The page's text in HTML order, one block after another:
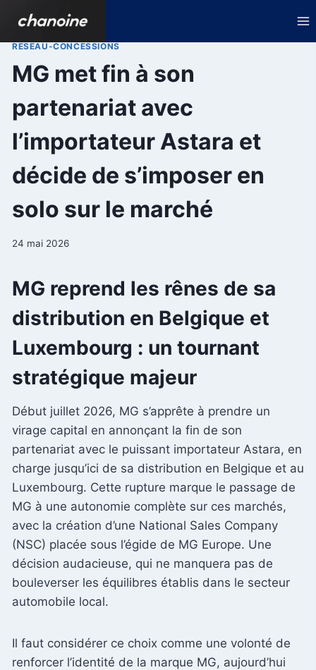
contenu
RESEAU-CONCESSIONS
MG met fin à son
partenariat avec
l’importateur Astara et
décide de s’imposer en
solo sur le marché
24 mai 2026
MG reprend les rênes de sa
distribution en Belgique et
Luxembourg : un tournant
stratégique majeur
Début juillet 2026, MG s’apprête à prendre un
virage capital en annonçant la fin de son
partenariat avec le puissant importateur Astara, en
charge jusqu’ici de sa distribution en Belgique et au
Luxembourg. Cette rupture marque le passage de
MG à une autonomie complète sur ces marchés,
avec la création d’une National Sales Company
(NSC) placée sous l’égide de MG Europe. Une
décision audacieuse, qui ne manquera pas de
bouleverser les équilibres établis dans le secteur
automobile local.
Il faut considérer ce choix comme une volonté de
renforcer l’identité de la marque MG, aujourd’hui